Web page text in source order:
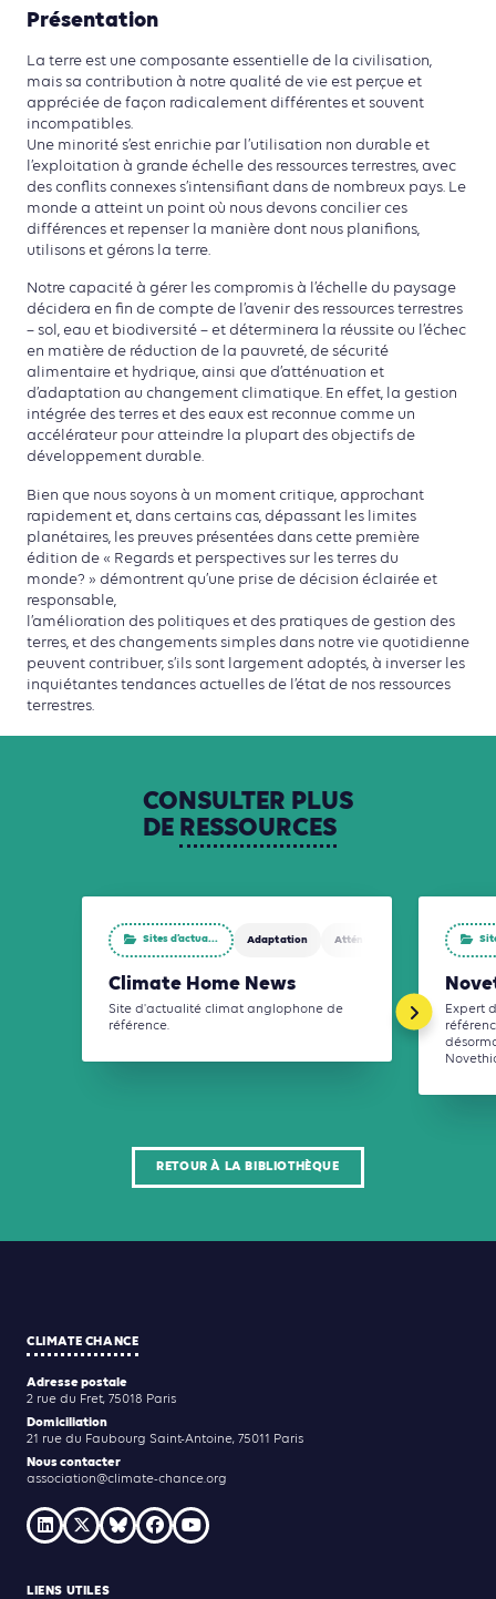
Présentation
La terre est une composante essentielle de la civilisation,
mais sa contribution à notre qualité de vie est perçue et
appréciée de façon radicalement différentes et souvent
incompatibles.
Une minorité s’est enrichie par l’utilisation non durable et
l’exploitation à grande échelle des ressources terrestres, avec
des conflits connexes s’intensifiant dans de nombreux pays. Le
monde a atteint un point où nous devons concilier ces
différences et repenser la manière dont nous planifions,
utilisons et gérons la terre.
Notre capacité à gérer les compromis à l’échelle du paysage
décidera en fin de compte de l’avenir des ressources terrestres
– sol, eau et biodiversité – et déterminera la réussite ou l’échec
en matière de réduction de la pauvreté, de sécurité
alimentaire et hydrique, ainsi que d’atténuation et
d’adaptation au changement climatique. En effet, la gestion
intégrée des terres et des eaux est reconnue comme un
accélérateur pour atteindre la plupart des objectifs de
développement durable.
Bien que nous soyons à un moment critique, approchant
rapidement et, dans certains cas, dépassant les limites
planétaires, les preuves présentées dans cette première
édition de « Regards et perspectives sur les terres du
monde? » démontrent qu’une prise de décision éclairée et
responsable,
l’amélioration des politiques et des pratiques de gestion des
terres, et des changements simples dans notre vie quotidienne
peuvent contribuer, s’ils sont largement adoptés, à inverser les
inquiétantes tendances actuelles de l’état de nos ressources
terrestres.
CONSULTER PLUS
DE RESSOURCES
Sites d’actua... Adaptation Atténuation
Climate Home News
Site d'actualité climat anglophone de
référence.
Expert
RETOUR À LA BIBLIOTHÈQUE
CLIMATE CHANCE
Adresse postale
2 rue du Fret, 75018 Paris
Domiciliation
21 rue du Faubourg Saint-Antoine, 75011 Paris
Nous contacter
association@climate-chance.org
LIENS UTILES